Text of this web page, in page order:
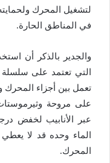
لتشغيل المحرك
في المناطق الحارة.
والجدير بالذكر أن
التي تعتمد على سلسلة
تعمل بين أجزاء المحرك
على مروحة
عبر الأنابيب لخفض
الماء وحده قد لا يعطي
المحرك.